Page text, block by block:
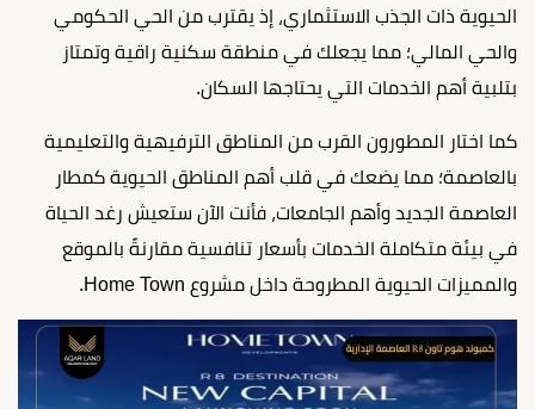
الحيوية ذات الجذب الاستثماري، إذ يقترب من الحي الحكومي
والحي المالي؛ مما يجعلك في منطقة سكنية راقية وتمتاز
بتلبية أهم الخدمات التي يحتاجها السكان.
كما اختار المطورون القرب من المناطق الترفيهية والتعليمية
بالعاصمة؛ مما يضعك في قلب أهم المناطق الحيوية كمطار
العاصمة الجديد وأهم الجامعات، فأنت الآن ستعيش رغد الحياة
في بيئة متكاملة الخدمات بأسعار تنافسية مقارنةً بالموقع
والمميزات الحيوية المطروحة داخل مشروع Home Town.